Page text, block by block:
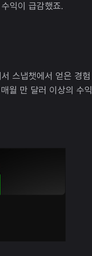
익이 급감했죠.
스냅챗에서 얻은 경험
월 만 달러 이상의 수익